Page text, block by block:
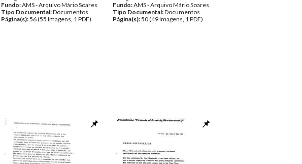
Fundo:AMS - Arquivo Mário Soares
Tipo Documental:Documentos
Página(s):56 (55 Imagens, 1 PDF)
Fundo:AMS - Arquivo Mário Soares
Tipo Documental:Documentos
Página(s):50 (49 Imagens, 1 PDF)